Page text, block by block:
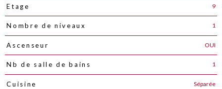
Etage 9
Nombre de niveaux 1
Ascenseur OUI
Nb de salle de bains 1
Cuisine Séparée